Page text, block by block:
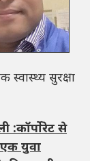
सुरक्षा
:कॉर्पोरेट से
युवा